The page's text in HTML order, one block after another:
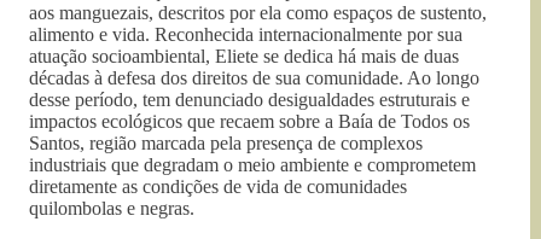
aos manguezais, descritos por ela como espaços de sustento,
alimento e vida. Reconhecida internacionalmente por sua
atuação socioambiental, Eliete se dedica há mais de duas
décadas à defesa dos direitos de sua comunidade. Ao longo
desse período, tem denunciado desigualdades estruturais e
impactos ecológicos que recaem sobre a Baía de Todos os
Santos, região marcada pela presença de complexos
industriais que degradam o meio ambiente e comprometem
diretamente as condições de vida de comunidades
quilombolas e negras.